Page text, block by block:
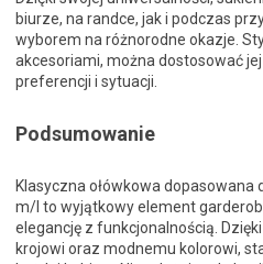
biurze, na randce, jak i podczas
wyborem na różnorodne okazje.
akcesoriami, można dostosować
preferencji i sytuacji.
Podsumowanie
Klasyczna ołówkowa dopasowana
m/l to wyjątkowy element
elegancję z funkcjonalnością.
krojowi oraz modnemu kolorowi,